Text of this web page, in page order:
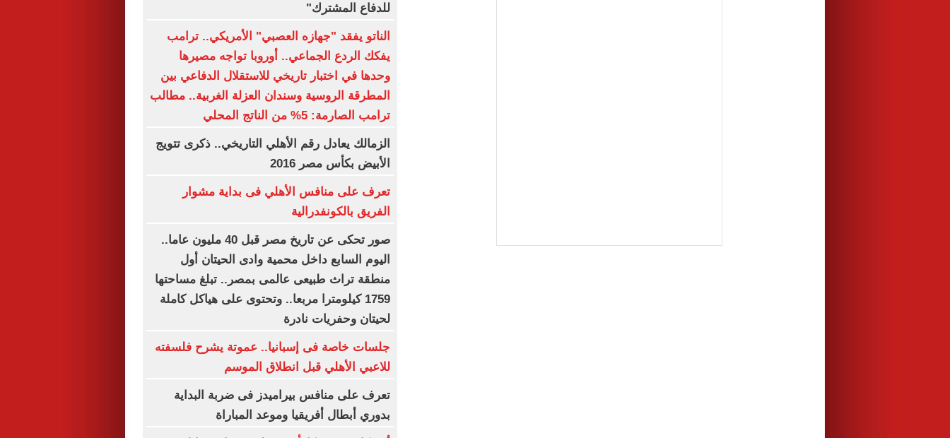
للدفاع المشترك"
الناتو يفقد "جهازه العصبي" الأمريكي.. ترامب
يفكك الردع الجماعي.. أوروبا تواجه مصيرها
وحدها في اختبار تاريخي للاستقلال الدفاعي بين
المطرقة الروسية وسندان العزلة الغربية.. مطالب
ترامب الصارمة: 5% من الناتج المحلي
الزمالك يعادل رقم الأهلي التاريخي.. ذكرى تتويج
الأبيض بكأس مصر 2016
تعرف على منافس الأهلي فى بداية مشوار
الفريق بالكونفدرالية
صور تحكى عن تاريخ مصر قبل 40 مليون عاما..
اليوم السابع داخل محمية وادى الحيتان أول
منطقة تراث طبيعى عالمى بمصر.. تبلغ مساحتها
1759 كيلومترا مربعا.. وتحتوى على هياكل كاملة
لحيتان وحفريات نادرة
جلسات خاصة فى إسبانيا.. عموتة يشرح فلسفته
للاعبي الأهلي قبل انطلاق الموسم
تعرف على منافس بيراميدز فى ضربة البداية
بدوري أبطال أفريقيا وموعد المباراة